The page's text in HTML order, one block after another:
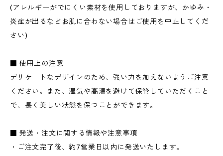
(アレルギーがでにくい素材を使用しておりますが、かゆみ・
炎症が出るなどお肌に合わない場合はご使用を中止してくだ
さい)
■ 使用上の注意
デリケートなデザインのため、強い力を加えないようご注意
ください。また、湿気や高温を避けて保管していただくこと
で、長く美しい状態を保つことができます。
■ 発送・注文に関する情報や注意事項
・ご注文完了後、約7営業日以内に発送いたします。